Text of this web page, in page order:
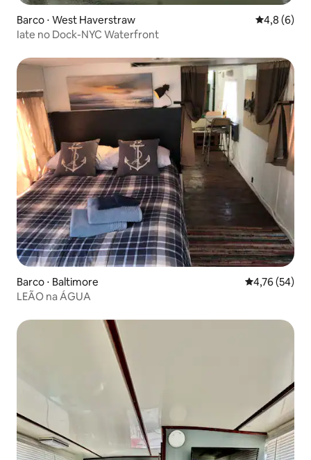
Barco ⋅ West Haverstraw 4,8 de uma
4,8 (6)
Iate no Dock-NYC Waterfront
Barco ⋅ Baltimore 4,76 de uma
4,76 (54)
LEÃO na ÁGUA